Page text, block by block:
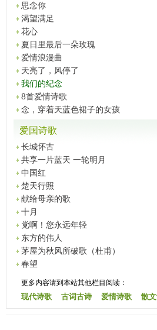
思念你
渴望满足
花心
夏日里最后一朵玫瑰
爱情浪漫曲
天亮了，风停了
我们的纪念
8首爱情诗歌
念，穿着天蓝色裙子的女孩
爱国诗歌
长城怀古
共享一片蓝天 一轮明月
中国红
楚天行照
献给母亲的歌
十月
党啊！您永远年轻
东方的伟人
茅屋为秋风所破歌（杜甫）
春望
更多内容请到本站其他栏目阅读：
现代诗歌 古词古诗 爱情诗歌 散